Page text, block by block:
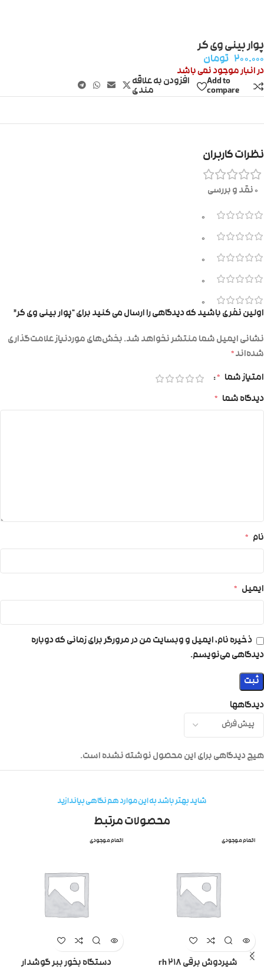
پوار بینی وی کر
۲۰۰.۰۰۰ تومان
در انبار موجود نمی باشد
Add to
compare
افزودن به علاقه
مندی
نظرات کاربران
0 نقد و بررسی
0
0
0
0
0
دیدگاهها
هیچ دیدگاهی برای این محصول نوشته نشده است.
اولین نفری باشید که دیدگاهی را ارسال می کنید برای “پوار بینی وی کر”
نشانی ایمیل شما منتشر نخواهد شد.بخش‌های موردنیاز علامت‌گذاری
شده‌اند*
امتیاز شما *
دیدگاه شما *
نام *
ایمیل *
ذخیره نام، ایمیل و وبسایت من در مرورگر برای زمانی که دوباره
دیدگاهی می‌نویسم.
شاید بهتر باشد به این موارد هم نگاهی بیاندازید
محصولات مرتبط
اتمام موجودی
شیردوش برقی rh 218
اتمام موجودی
دستگاه بخور ببر گوشدار